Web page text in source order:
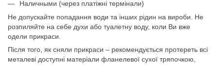
Наличными (через платіжні термінали)
Не допускайте попадання води та інших рідин на вироби. Не
розпиляйте на себе духи або туалетну воду, коли Ви вже
одели прикраси.
Після того, як сняли прикраси – рекомендується протереть всі
металеві доступні матеріали фланелевої сухої тряпочкою,